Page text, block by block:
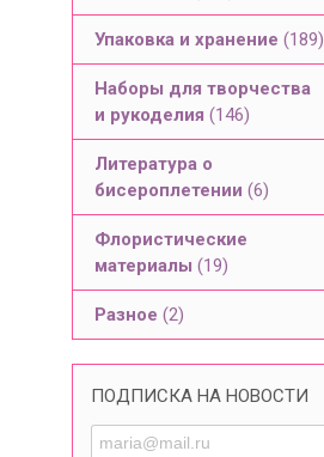
Упаковка и хранение (189)
Наборы для творчества
и рукоделия (146)
Литература о
бисероплетении (6)
Флористические
материалы (19)
Разное (2)
ПОДПИСКА НА НОВОСТИ